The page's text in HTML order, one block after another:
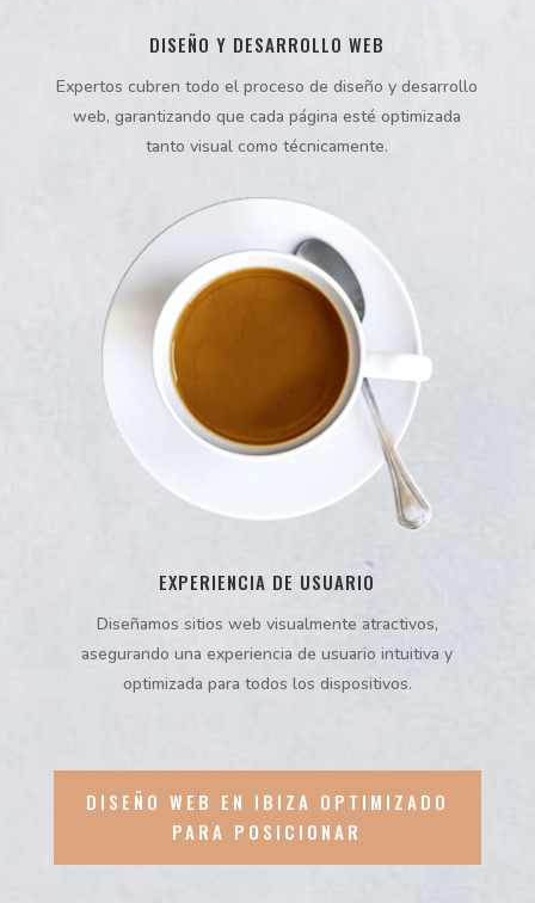
DISEÑO Y DESARROLLO WEB
Expertos cubren todo el proceso de diseño y desarrollo
web, garantizando que cada página esté optimizada
tanto visual como técnicamente.
EXPERIENCIA DE USUARIO
Diseñamos sitios web visualmente atractivos,
asegurando una experiencia de usuario intuitiva y
optimizada para todos los dispositivos.
DISEÑO WEB EN IBIZA OPTIMIZADO
PARA POSICIONAR